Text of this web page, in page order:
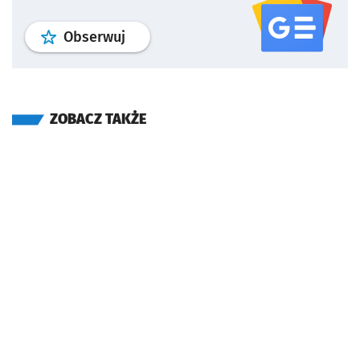
Obserwuj profil serwisu
ZOBACZ TAKŻE